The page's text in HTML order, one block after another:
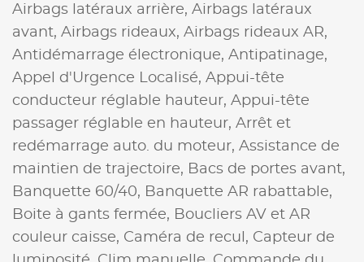
Airbags latéraux arrière, Airbags latéraux
avant, Airbags rideaux, Airbags rideaux AR,
Antidémarrage électronique, Antipatinage,
Appel d'Urgence Localisé, Appui-tête
conducteur réglable hauteur, Appui-tête
passager réglable en hauteur, Arrêt et
redémarrage auto. du moteur, Assistance de
maintien de trajectoire, Bacs de portes avant,
Banquette 60/40, Banquette AR rabattable,
Boite à gants fermée, Boucliers AV et AR
couleur caisse, Caméra de recul, Capteur de